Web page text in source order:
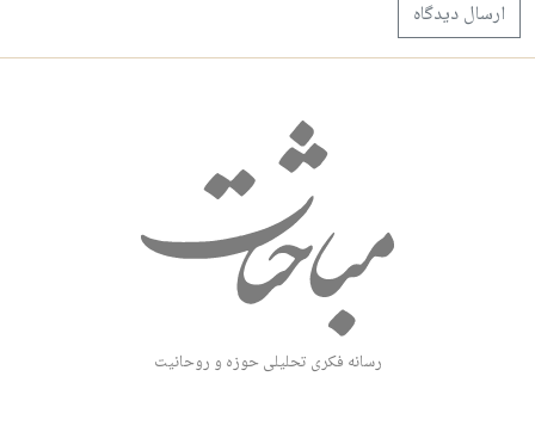
رسانه فکری تحلیلی حوزه و روحانیت